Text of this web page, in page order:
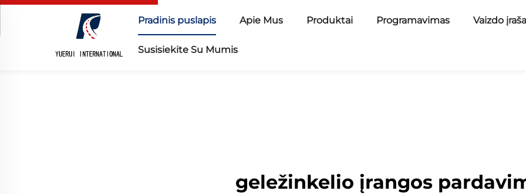
Pradinis puslapis Apie Mus Produktai Programavimas Vaizdo
Susisiekite Su Mumis
geležinkelio įrangos